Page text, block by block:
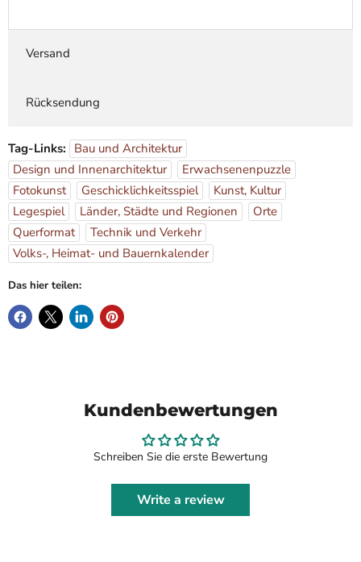
Versand
Rücksendung
Tag-Links: Bau und Architektur
Design und Innenarchitektur
Erwachsenenpuzzle
Fotokunst
Geschicklichkeitsspiel
Kunst, Kultur
Legespiel
Länder, Städte und Regionen
Orte
Querformat
Technik und Verkehr
Volks-, Heimat- und Bauernkalender
Das hier teilen:
Kundenbewertungen
Schreiben Sie die erste Bewertung
Write a review